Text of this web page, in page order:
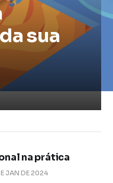
sua
na prática
JAN DE 2024